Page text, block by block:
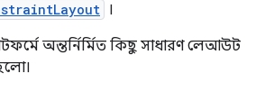
।
অন্তর্নির্মিত কিছু সাধারণ লেআউট